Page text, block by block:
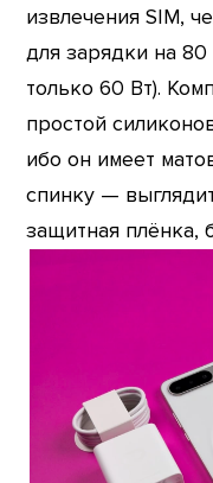
извлечения SIM,
для зарядки на
только 60 Вт).
простой
ибо он имеет
спинку —
защитная плёнка,